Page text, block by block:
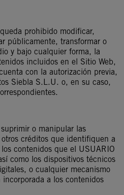
prohibido modificar,
públicamente, transformar o
y bajo cualquier forma, la
incluidos en el Sitio Web,
con la autorización previa,
Siebla S.L.U. o, en su caso,
o manipular las
créditos que identifiquen a
contenidos que el USUARIO
como los dispositivos técnicos
o cualquier mecanismo
a los contenidos